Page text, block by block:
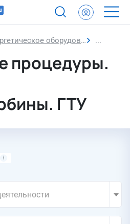
оборудование
процедуры.
ГТУ